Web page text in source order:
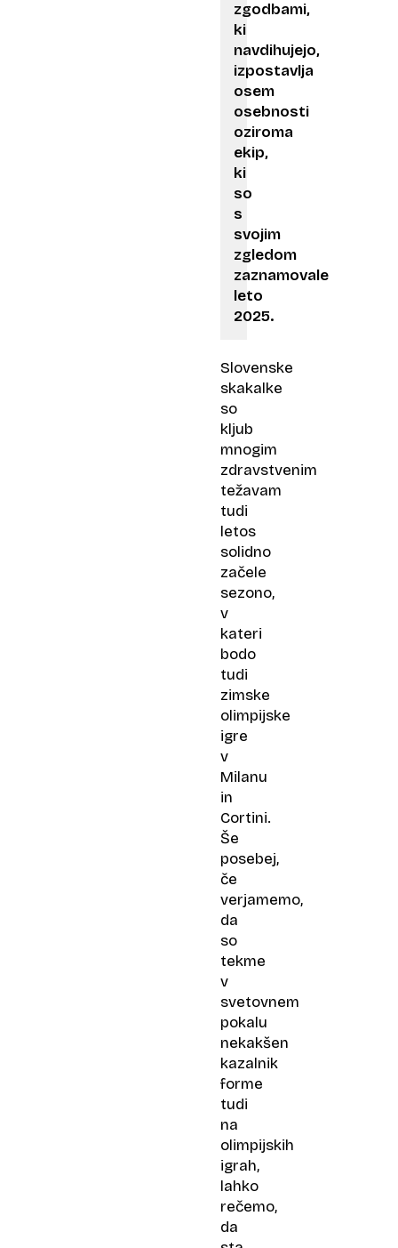
zgodbami,
ki
navdihujejo,
izpostavlja
osem
osebnosti
oziroma
ekip,
ki
so
s
svojim
zgledom
zaznamovale
leto
2025.
Slovenske
skakalke
so
kljub
mnogim
zdravstvenim
težavam
tudi
letos
solidno
začele
sezono,
v
kateri
bodo
tudi
zimske
olimpijske
igre
v
Milanu
in
Cortini.
Še
posebej,
če
verjamemo,
da
so
tekme
v
svetovnem
pokalu
nekakšen
kazalnik
forme
tudi
na
olimpijskih
igrah,
lahko
rečemo,
da